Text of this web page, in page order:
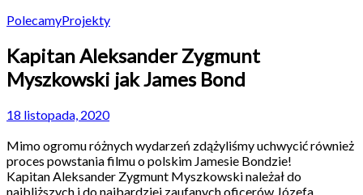
PolecamyProjekty
Kapitan Aleksander Zygmunt
Myszkowski jak James Bond
18 listopada, 2020
Mimo ogromu różnych wydarzeń zdążyliśmy uchwycić również
proces powstania filmu o polskim Jamesie Bondzie!
Kapitan Aleksander Zygmunt Myszkowski należał do
najbliższych i do najbardziej zaufanych oficerów Józefa